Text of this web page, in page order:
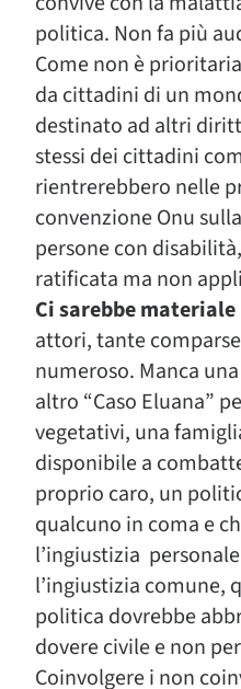
politica. Non fa più
Come non è
da cittadini di un
destinato ad altri
stessi dei cittadini
rientrerebbero nelle
convenzione Onu
persone con
ratificata ma non
Ci sarebbe
attori, tante
numeroso. Manca
altro “Caso Eluana”
vegetativi, una
disponibile a
proprio caro, un
qualcuno in coma e
l’ingiustizia
l’ingiustizia comune,
politica dovrebbe
dovere civile e non
Coinvolgere i non